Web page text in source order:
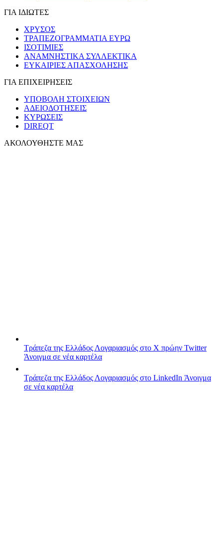
ΓΙΑ ΙΔΙΩΤΕΣ
ΧΡΥΣΟΣ
ΤΡΑΠΕΖΟΓΡΑΜΜΑΤΙΑ ΕΥΡΩ
ΙΣΟΤΙΜΙΕΣ
ΑΝΑΜΝΗΣΤΙΚΑ ΣΥΛΛΕΚΤΙΚΑ
ΕΥΚΑΙΡΙΕΣ ΑΠΑΣΧΟΛΗΣΗΣ
ΓΙΑ ΕΠΙΧΕΙΡΗΣΕΙΣ
ΥΠΟΒΟΛΗ ΣΤΟΙΧΕΙΩΝ
ΑΔΕΙΟΔΟΤΗΣΕΙΣ
ΚΥΡΩΣΕΙΣ
DIREQT
ΑΚΟΛΟΥΘΗΣΤΕ ΜΑΣ
Τράπεζα της Ελλάδος Λογαριασμός στο X πρώην Twitter
Άνοιγμα σε νέα καρτέλα
Τράπεζα της Ελλάδος Λογαριασμός στο LinkedIn Άνοιγμα
σε νέα καρτέλα